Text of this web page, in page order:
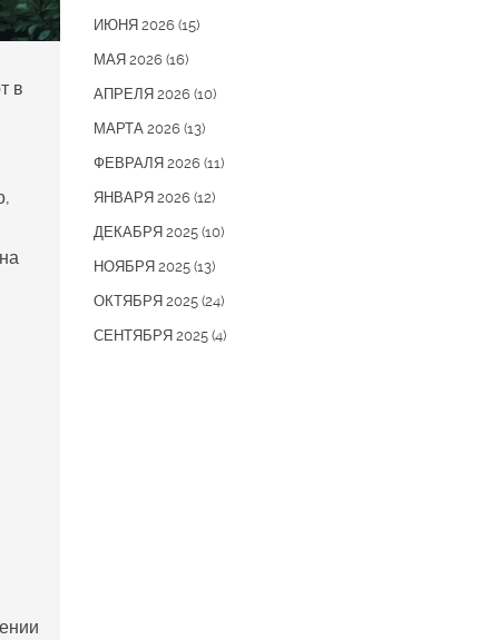
в
ИЮНЯ 2026 (15)
МАЯ 2026 (16)
АПРЕЛЯ 2026 (10)
МАРТА 2026 (13)
ФЕВРАЛЯ 2026 (11)
ЯНВАРЯ 2026 (12)
ДЕКАБРЯ 2025 (10)
НОЯБРЯ 2025 (13)
ОКТЯБРЯ 2025 (24)
СЕНТЯБРЯ 2025 (4)